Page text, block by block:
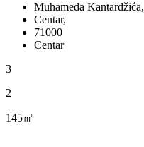
Muhameda Kantardžića,
Centar,
71000
Centar
3
2
145㎡